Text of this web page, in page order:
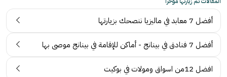
أفضل 7 معابد في ماليزيا ننصحك بزيارتها
أفضل 7 فنادق في بينانج - أماكن للإقامة في بينانج موصى بها
افضل 12من اسواق ومولات في بوكيت